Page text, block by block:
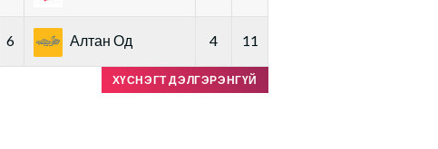
6 Алтан Од 4 11
ХҮСНЭГТ ДЭЛГЭРЭНГҮЙ